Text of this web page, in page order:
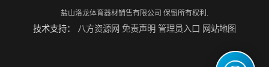
盐山洛龙体育器材销售有限公司 保留所有权利.
技术支持： 八方资源网 免责声明 管理员入口 网站地图